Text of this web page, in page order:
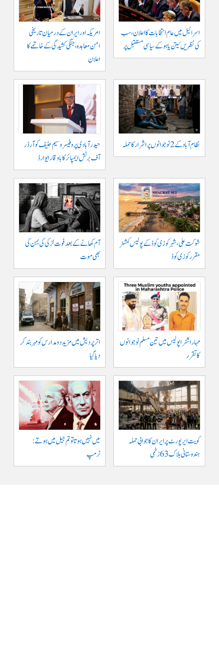
اسرائیل میں عام انتخابات کا اعلان، سب
کی نظریں نیتن یاہو کے سیاسی مستقبل پر
امریکہ اور ایران کے درمیان تاریخی
امن معاہدہ، جنگی کشیدگی کے خاتمے کا
اعلان
نظام آباد کے 2 نوجوانوں پر اشرار کا حملہ
حیدر آبادی پر و فیسر وسیم حنیف کو آرڈر
آف برٹش ایمپائر کا باوقار ایوارڈ
شوکت علی ، شہر کوزی کوڈ کے پولیس کمشنر
مقرر کوزی کوڈ
آم کھانے کے بعد فوت لڑکی کی بہن کی
بھی موت
مہاراشٹرا پولیس میں تین مسلم نو جوانوں
کا تقرر
اتر پردیش میں مزید دو مدارس کو مہر بند کر
دیا گیا
کویت ایر پورٹ پر ایران کا جوابی حملہ
ہندوستانی ہلاک 63 زخمی
میں نہیں ہوتا تو تم جیل میں ہوتے :
ٹرمپ